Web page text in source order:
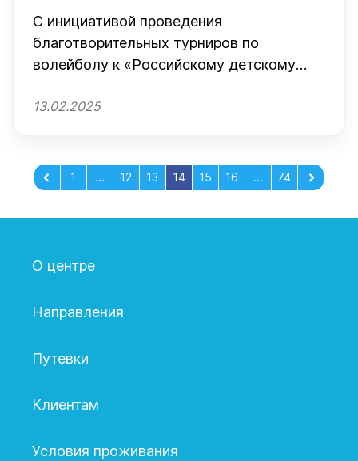
С инициативой проведения
благотворительных турниров по
волейболу к «Российскому детскому
«Линия девелопмент».
13.02.2025
1 ... 12 13 14 15 16 ... 74
О центре
Направления
Путевки
Клиентам
Условия проживания